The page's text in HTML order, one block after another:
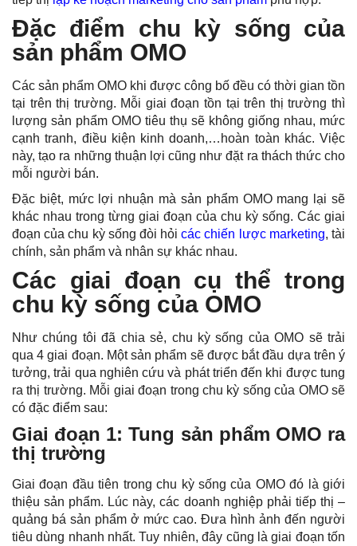
Đặc điểm chu kỳ sống của
sản phẩm OMO
Các sản phẩm OMO khi được công bố đều có thời gian tồn
tại trên thị trường. Mỗi giai đoạn tồn tại trên thị trường thì
lượng sản phẩm OMO tiêu thụ sẽ không giống nhau, mức
cạnh tranh, điều kiện kinh doanh,…hoàn toàn khác. Việc
này, tạo ra những thuận lợi cũng như đặt ra thách thức cho
mỗi người bán.
Đặc biệt, mức lợi nhuận mà sản phẩm OMO mang lại sẽ
khác nhau trong từng giai đoạn của chu kỳ sống. Các giai
đoạn của chu kỳ sống đòi hỏicác chiến lược marketing, tài
chính, sản phẩm và nhân sự khác nhau.
Các giai đoạn cụ thể trong
chu kỳ sống của OMO
Như chúng tôi đã chia sẻ, chu kỳ sống của OMO sẽ trải
qua 4 giai đoạn. Một sản phẩm sẽ được bắt đầu dựa trên ý
tưởng, trải qua nghiên cứu và phát triển đến khi được tung
ra thị trường. Mỗi giai đoạn trong chu kỳ sống của OMO sẽ
có đặc điểm sau:
Giai đoạn 1: Tung sản phẩm OMO ra
thị trường
Giai đoạn đầu tiên trong chu kỳ sống của OMO đó là giới
thiệu sản phẩm. Lúc này, các doanh nghiệp phải tiếp thị –
quảng bá sản phẩm ở mức cao. Đưa hình ảnh đến người
tiêu dùng nhanh nhất. Tuy nhiên, đây cũng là giai đoạn tốn